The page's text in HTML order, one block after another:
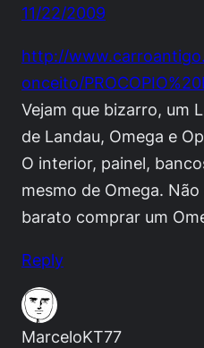
11/22/2009
http://
onceito/
Vejam que bizarro, um
de Landau, Omega e
O interior, painel,
mesmo de Omega.
barato comprar um
Reply
MarceloKT77